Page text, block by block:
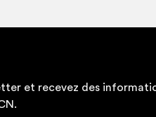
au CCN
et recevez des